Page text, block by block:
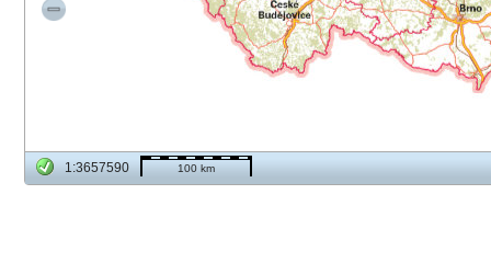
1:3657590 100 km